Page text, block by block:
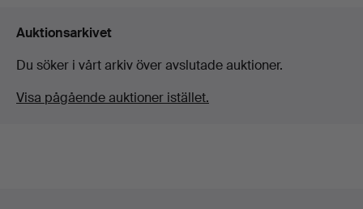
Auktionsarkivet
Du söker i vårt arkiv över avslutade auktioner.
Visa pågående auktioner istället.